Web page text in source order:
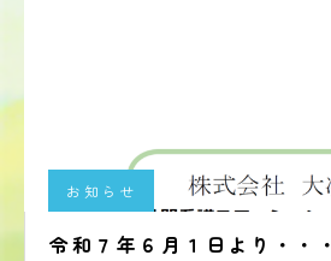
お知らせ
令和７年６月１日より・・・